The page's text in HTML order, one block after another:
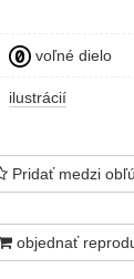
voľné dielo
ilustrácií
Pridať medzi
objednať